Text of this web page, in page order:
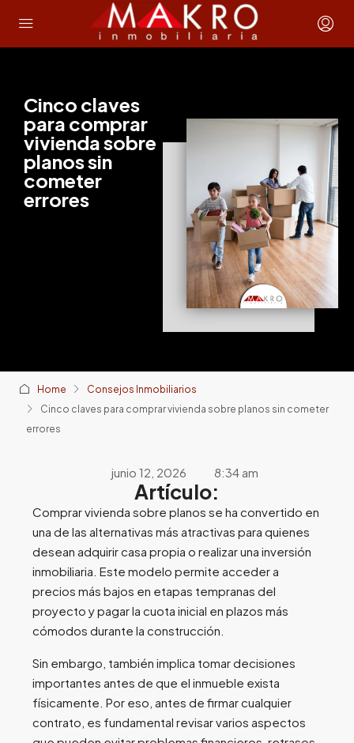
Cinco claves
para comprar
vivienda sobre
planos sin
cometer
errores
Home
Consejos Inmobiliarios
Cinco claves para comprar vivienda sobre planos sin cometer
errores
junio 12, 2026 8:34 am
Artículo:
Comprar vivienda sobre planos se ha convertido en
una de las alternativas más atractivas para quienes
desean adquirir casa propia o realizar una inversión
inmobiliaria. Este modelo permite acceder a
precios más bajos en etapas tempranas del
proyecto y pagar la cuota inicial en plazos más
cómodos durante la construcción.
Sin embargo, también implica tomar decisiones
importantes antes de que el inmueble exista
físicamente. Por eso, antes de firmar cualquier
contrato, es fundamental revisar varios aspectos